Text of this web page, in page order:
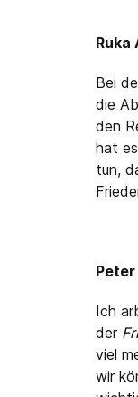
Ruka
Bei
die
den
hat
tun,
Peter
Ich
der
viel
wir